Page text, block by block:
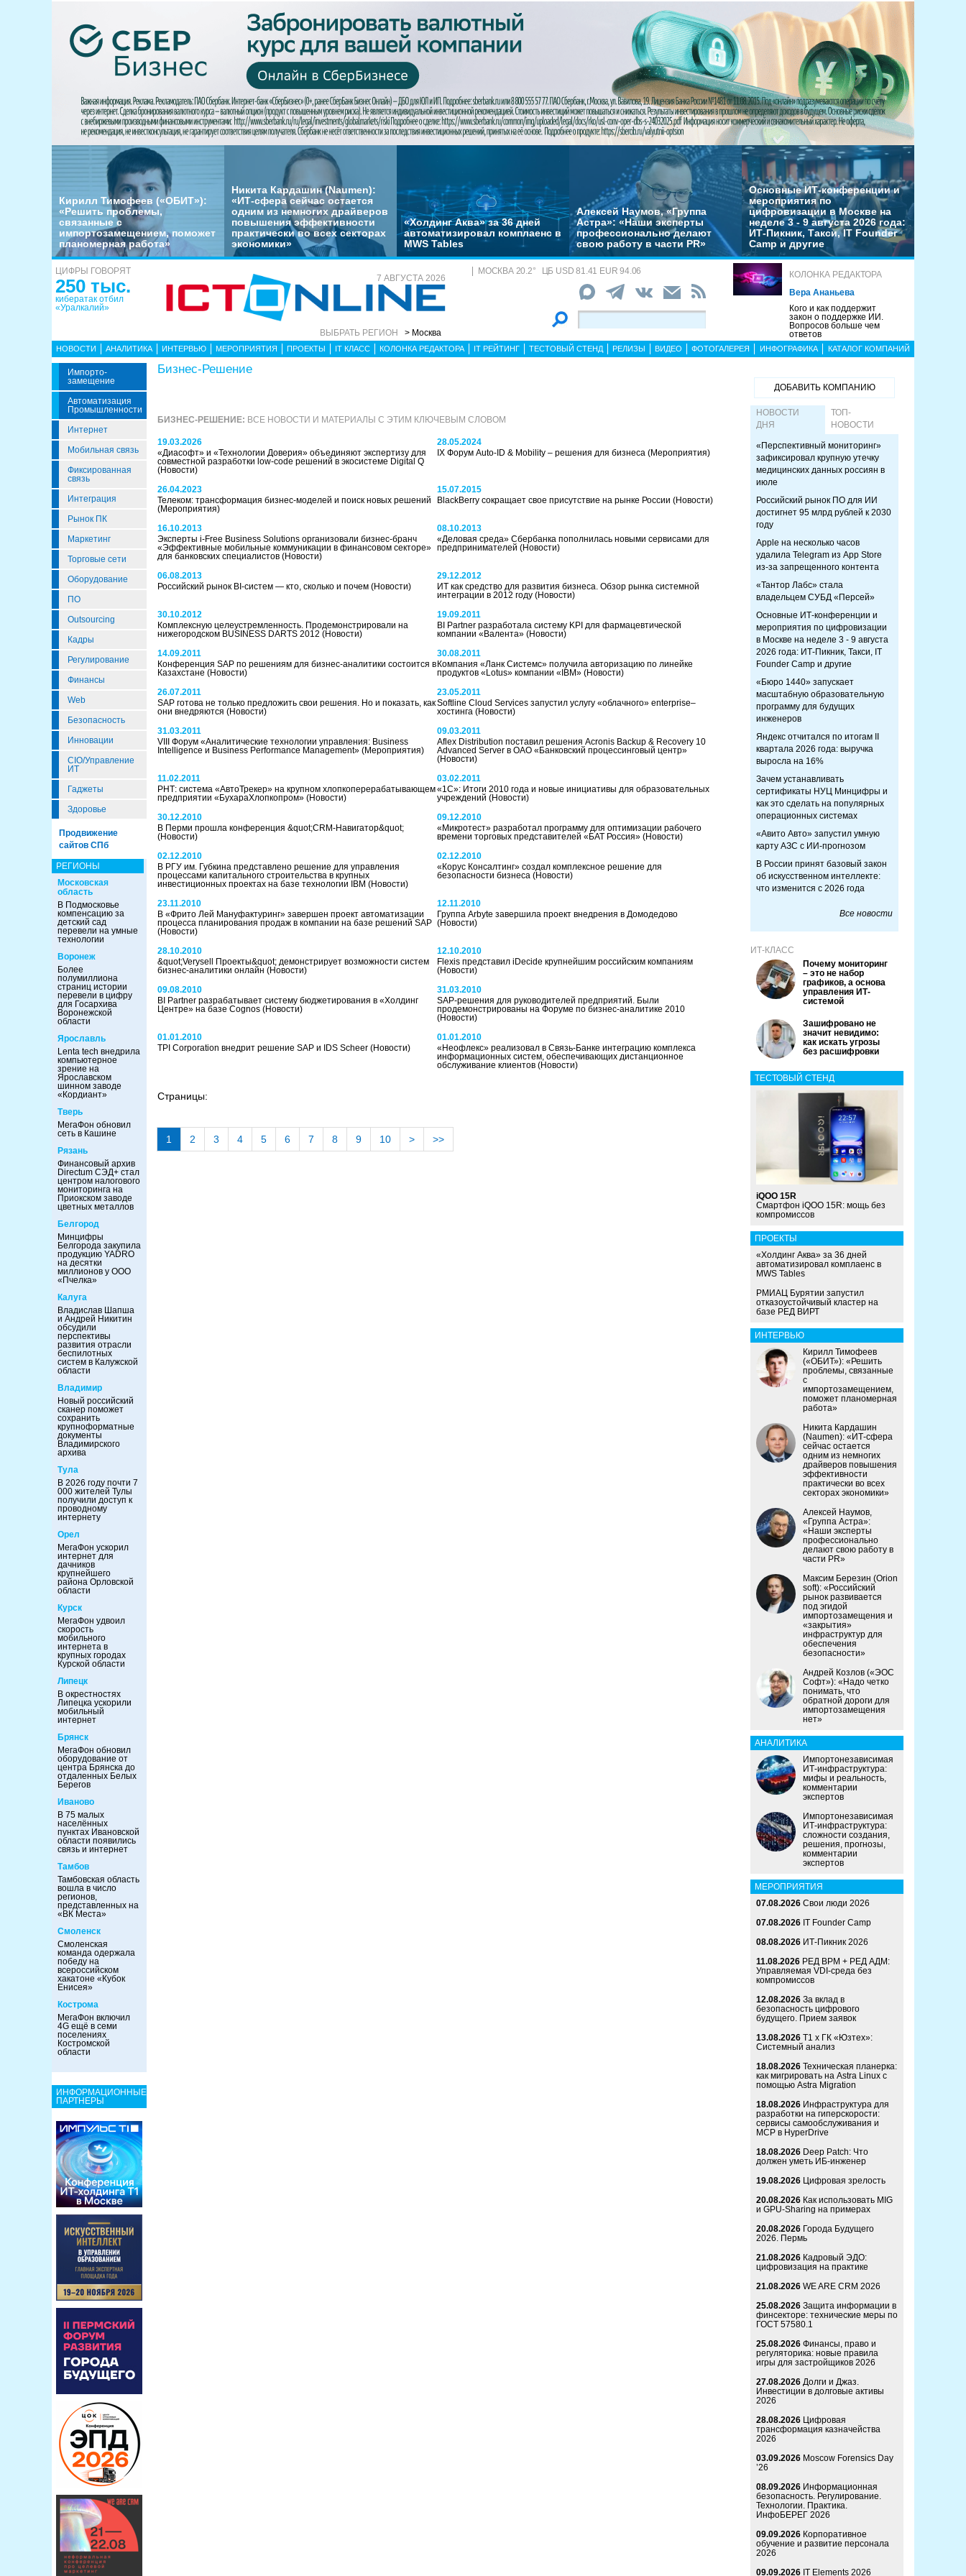
Кирилл Тимофеев («ОБИТ»):
«Решить проблемы,
связанные с
импортозамещением, поможет
планомерная работа»
Никита Кардашин (Naumen):
«ИТ-сфера сейчас остается
одним из немногих драйверов
повышения эффективности
практически во всех секторах
экономики»
«Холдинг Аква» за 36 дней
автоматизировал комплаенс в
MWS Tables
Алексей Наумов, «Группа
Астра»: «Наши эксперты
профессионально делают
свою работу в части PR»
Основные ИТ-конференции и
мероприятия по
цифровизации в Москве на
неделе 3 - 9 августа 2026 года:
ИТ-Пикник, Такси, IT Founder
Camp и другие
ЦИФРЫ ГОВОРЯТ
250 тыс.
кибератак отбил
«Уралкалий»
7 АВГУСТА 2026
ВЫБРАТЬ РЕГИОН > Москва
МОСКВА 20.2° ЦБ USD 81.41 EUR 94.06
КОЛОНКА РЕДАКТОРА
Вера Ананьева
Кого и как поддержит
закон о поддержке ИИ.
Вопросов больше чем
ответов
НОВОСТИ АНАЛИТИКА ИНТЕРВЬЮ МЕРОПРИЯТИЯ ПРОЕКТЫ IT КЛАСС КОЛОНКА РЕДАКТОРА IT РЕЙТИНГ ТЕСТОВЫЙ СТЕНД РЕЛИЗЫ ВИДЕО ФОТОГАЛЕРЕЯ ИНФОГРАФИКА КАТАЛОГ КОМПАНИЙ
Импорто­
Замещение
Автоматизация
Промышленности
Интернет
Мобильная связь
Фиксированная
связь
Интеграция
Рынок ПК
Маркетинг
Торговые сети
Оборудование
ПО
Outsourcing
Кадры
Регулирование
Финансы
Web
Безопасность
Инновации
CIO/Управление
ИТ
Гаджеты
Здоровье
Продвижение
сайтов СПб
РЕГИОНЫ
Московская
область
В Подмосковье
компенсацию за
детский сад
перевели на умные
технологии
Воронеж
Более
полумиллиона
страниц истории
перевели в цифру
для Госархива
Воронежской
области
Ярославль
Lenta tech внедрила
компьютерное
зрение на
Ярославском
шинном заводе
«Кордиант»
Тверь
МегаФон обновил
сеть в Кашине
Рязань
Финансовый архив
Directum СЭД+ стал
центром налогового
мониторинга на
Приокском заводе
цветных металлов
Белгород
Минцифры
Белгорода закупила
продукцию YADRO
на десятки
миллионов у ООО
«Пчелка»
Калуга
Владислав Шапша
и Андрей Никитин
обсудили
перспективы
развития отрасли
беспилотных
систем в Калужской
области
Владимир
Новый российский
сканер поможет
сохранить
крупноформатные
документы
Владимирского
архива
Тула
В 2026 году почти 7
000 жителей Тулы
получили доступ к
проводному
интернету
Орел
МегаФон ускорил
интернет для
дачников
крупнейшего
района Орловской
области
Курск
МегаФон удвоил
скорость
мобильного
интернета в
крупных городах
Курской области
Липецк
В окрестностях
Липецка ускорили
мобильный
интернет
Брянск
МегаФон обновил
оборудование от
центра Брянска до
отдаленных Белых
Берегов
Иваново
В 75 малых
населённых
пунктах Ивановской
области появились
связь и интернет
Тамбов
Тамбовская область
вошла в число
регионов,
представленных на
«ВК Места»
Смоленск
Смоленская
команда одержала
победу на
всероссийском
хакатоне «Кубок
Енисея»
Кострома
МегаФон включил
4G ещё в семи
поселениях
Костромской
области
ИНФОРМАЦИОННЫЕ
ПАРТНЕРЫ
Бизнес-Решение
БИЗНЕС-РЕШЕНИЕ: ВСЕ НОВОСТИ И МАТЕРИАЛЫ С ЭТИМ КЛЮЧЕВЫМ СЛОВОМ
19.03.2026
«Диасофт» и «Технологии Доверия» объединяют экспертизу для
совместной разработки low-code решений в экосистеме Digital Q
(Новости)
28.05.2024
IX Форум Auto-ID & Mobility – решения для бизнеса (Мероприятия)
26.04.2023
Телеком: трансформация бизнес-моделей и поиск новых решений
(Мероприятия)
15.07.2015
BlackBerry сокращает свое присутствие на рынке России (Новости)
16.10.2013
Эксперты i-Free Business Solutions организовали бизнес-бранч
«Эффективные мобильные коммуникации в финансовом секторе»
для банковских специалистов (Новости)
08.10.2013
«Деловая среда» Сбербанка пополнилась новыми сервисами для
предпринимателей (Новости)
06.08.2013
Российский рынок BI-систем — кто, сколько и почем (Новости)
29.12.2012
ИТ как средство для развития бизнеса. Обзор рынка системной
интеграции в 2012 году (Новости)
30.10.2012
Комплексную целеустремленность. Продемонстрировали на
нижегородском BUSINESS DARTS 2012 (Новости)
19.09.2011
BI Partner разработала систему KPI для фармацевтической
компании «Валента» (Новости)
14.09.2011
Конференция SAP по решениям для бизнес-аналитики состоится в
Казахстане (Новости)
30.08.2011
Компания «Ланк Системс» получила авторизацию по линейке
продуктов «Lotus» компании «IBM» (Новости)
26.07.2011
SAP готова не только предложить свои решения. Но и показать, как
они внедряются (Новости)
23.05.2011
Softline Cloud Services запустил услугу «облачного» enterprise–
хостинга (Новости)
31.03.2011
VIII Форум «Аналитические технологии управления: Business
Intelligence и Business Performance Management» (Мероприятия)
09.03.2011
Aflex Distribution поставил решения Acronis Backup & Recovery 10
Advanced Server в ОАО «Банковский процессинговый центр»
(Новости)
11.02.2011
РНТ: система «АвтоТрекер» на крупном хлопкоперерабатывающем
предприятии «БухараХлопкопром» (Новости)
03.02.2011
«1С»: Итоги 2010 года и новые инициативы для образовательных
учреждений (Новости)
30.12.2010
В Перми прошла конференция &quot;CRM-Навигатор&quot;
(Новости)
09.12.2010
«Микротест» разработал программу для оптимизации рабочего
времени торговых представителей «БАТ Россия» (Новости)
02.12.2010
В РГУ им. Губкина представлено решение для управления
процессами капитального строительства в крупных
инвестиционных проектах на базе технологии IBM (Новости)
02.12.2010
«Корус Консалтинг» создал комплексное решение для
безопасности бизнеса (Новости)
23.11.2010
В «Фрито Лей Мануфактуринг» завершен проект автоматизации
процесса планирования продаж в компании на базе решений SAP
(Новости)
12.11.2010
Группа Arbyte завершила проект внедрения в Домодедово
(Новости)
28.10.2010
&quot;Verysell Проекты&quot; демонстрирует возможности систем
бизнес-аналитики онлайн (Новости)
12.10.2010
Flexis представил iDecide крупнейшим российским компаниям
(Новости)
09.08.2010
BI Partner разрабатывает систему бюджетирования в «Холдинг
Центре» на базе Cognos (Новости)
31.03.2010
SAP-решения для руководителей предприятий. Были
продемонстрированы на Форуме по бизнес-аналитике 2010
(Новости)
01.01.2010
TPI Corporation внедрит решение SAP и IDS Scheer (Новости)
01.01.2010
«Неофлекс» реализовал в Связь-Банке интеграцию комплекса
информационных систем, обеспечивающих дистанционное
обслуживание клиентов (Новости)
Страницы:
1 2 3 4 5 6 7 8 9 10 > >>
ДОБАВИТЬ КОМПАНИЮ
НОВОСТИ
ДНЯ
ТОП-
НОВОСТИ
«Перспективный мониторинг»
зафиксировал крупную утечку
медицинских данных россиян в
июле
Российский рынок ПО для ИИ
достигнет 95 млрд рублей к 2030
году
Apple на несколько часов
удалила Telegram из App Store
из-за запрещенного контента
«Тантор Лабс» стала
владельцем СУБД «Персей»
Основные ИТ-конференции и
мероприятия по цифровизации
в Москве на неделе 3 - 9 августа
2026 года: ИТ-Пикник, Такси, IT
Founder Camp и другие
«Бюро 1440» запускает
масштабную образовательную
программу для будущих
инженеров
Яндекс отчитался по итогам II
квартала 2026 года: выручка
выросла на 16%
Зачем устанавливать
сертификаты НУЦ Минцифры и
как это сделать на популярных
операционных системах
«Авито Авто» запустил умную
карту АЗС с ИИ-прогнозом
В России принят базовый закон
об искусственном интеллекте:
что изменится с 2026 года
Все новости
ИТ-КЛАСС
Почему мониторинг
– это не набор
графиков, а основа
управления ИТ-
системой
Зашифровано не
значит невидимо:
как искать угрозы
без расшифровки
ТЕСТОВЫЙ СТЕНД
iQOO 15R
Смартфон iQOO 15R: мощь без
компромиссов
ПРОЕКТЫ
«Холдинг Аква» за 36 дней
автоматизировал комплаенс в
MWS Tables
РМИАЦ Бурятии запустил
отказоустойчивый кластер на
базе РЕД ВИРТ
ИНТЕРВЬЮ
Кирилл Тимофеев
(«ОБИТ»): «Решить
проблемы, связанные
с
импортозамещением,
поможет планомерная
работа»
Никита Кардашин
(Naumen): «ИТ-сфера
сейчас остается
одним из немногих
драйверов повышения
эффективности
практически во всех
секторах экономики»
Алексей Наумов,
«Группа Астра»:
«Наши эксперты
профессионально
делают свою работу в
части PR»
Максим Березин (Orion
soft): «Российский
рынок развивается
под эгидой
импортозамещения и
«закрытия»
инфраструктур для
обеспечения
безопасности»
Андрей Козлов («ЭОС
Софт»): «Надо четко
понимать, что
обратной дороги для
импортозамещения
нет»
АНАЛИТИКА
Импортонезависимая
ИТ-инфраструктура:
мифы и реальность,
комментарии
экспертов
Импортонезависимая
ИТ-инфраструктура:
сложности создания,
решения, прогнозы,
комментарии
экспертов
МЕРОПРИЯТИЯ
07.08.2026 Свои люди 2026
07.08.2026 IT Founder Camp
08.08.2026 ИТ-Пикник 2026
11.08.2026 РЕД ВРМ + РЕД АДМ:
Управляемая VDI-среда без
компромиссов
12.08.2026 За вклад в
безопасность цифрового
будущего. Прием заявок
13.08.2026 Т1 x ГК «Юзтех»:
Системный анализ
18.08.2026 Техническая планерка:
как мигрировать на Astra Linux с
помощью Astra Migration
18.08.2026 Инфраструктура для
разработки на гиперскорости:
сервисы самообслуживания и
MCP в HyperDrive
18.08.2026 Deep Patch: Что
должен уметь ИБ-инженер
19.08.2026 Цифровая зрелость
20.08.2026 Как использовать MIG
и GPU-Sharing на примерах
20.08.2026 Города Будущего
2026. Пермь
21.08.2026 Кадровый ЭДО:
цифровизация на практике
21.08.2026 WE ARE CRM 2026
25.08.2026 Защита информации в
финсекторе: технические меры по
ГОСТ 57580.1
25.08.2026 Финансы, право и
регуляторика: новые правила
игры для застройщиков 2026
27.08.2026 Долги и Джаз.
Инвестиции в долговые активы
2026
28.08.2026 Цифровая
трансформация казначейства
2026
03.09.2026 Moscow Forensics Day
’26
08.09.2026 Информационная
безопасность. Регулирование.
Технологии. Практика.
ИнфоБЕРЕГ 2026
09.09.2026 Корпоративное
обучение и развитие персонала
2026
09.09.2026 IT Elements 2026